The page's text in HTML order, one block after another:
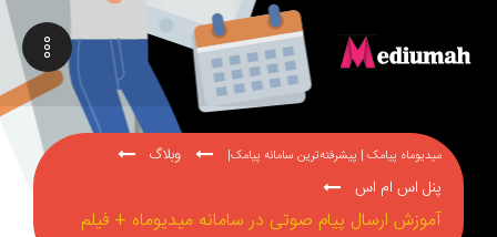
میدیوماه پیامک | پیشرفته‌ترین سامانه پیامک| وبلاگ
پنل اس ام اس
آموزش ارسال پیام صوتی در سامانه میدیوماه + فیلم